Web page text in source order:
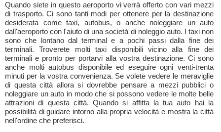
Quando siete in questo aeroporto vi verrà offerto con vari mezzi
di trasporto. Ci sono tanti modi per ottenere per la destinazione
desiderata come taxi, autobus, o anche noleggiare un auto
dall'aeroporto con l'aiuto di una società di noleggio auto. I taxi non
sono che lontano dal terminal e a pochi passi dalla fine dei
terminali. Troverete molti taxi disponibili vicino alla fine dei
terminali e pronto per portarvi alla vostra destinazione. Ci sono
anche molti autobus disponibile ed eseguire ogni venti-trenta
minuti per la vostra convenienza. Se volete vedere le meraviglie
di questa città allora si dovrebbe pensare a mezzi pubblici o
noleggiare un auto in modo che si possono vedere le molte belle
attrazioni di questa città. Quando si affitta la tua auto hai la
possibilità di guidare intorno alla propria velocità e mostra la città
nell'ordine che preferisci.